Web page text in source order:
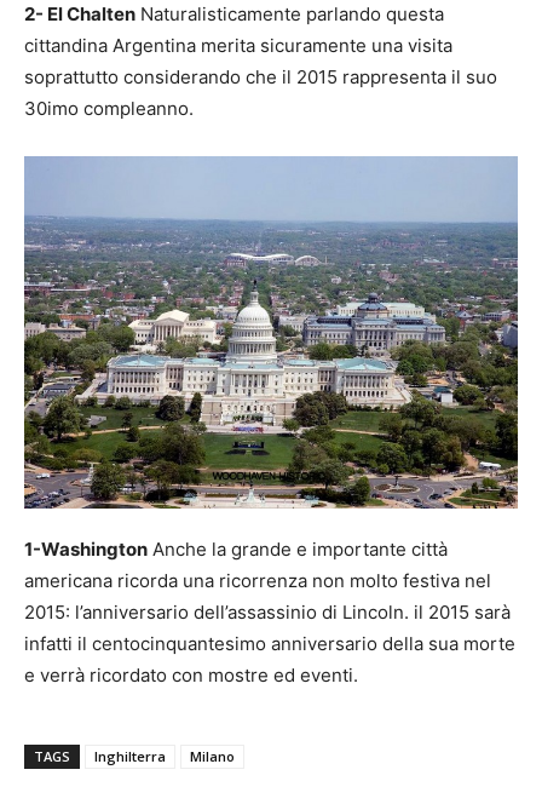
2- El Chalten Naturalisticamente parlando questa
cittandina Argentina merita sicuramente una visita
soprattutto considerando che il 2015 rappresenta il suo
30imo compleanno.
1-Washington Anche la grande e importante città
americana ricorda una ricorrenza non molto festiva nel
2015: l’anniversario dell’assassinio di Lincoln. il 2015 sarà
infatti il centocinquantesimo anniversario della sua morte
e verrà ricordato con mostre ed eventi.
TAGS Inghilterra Milano